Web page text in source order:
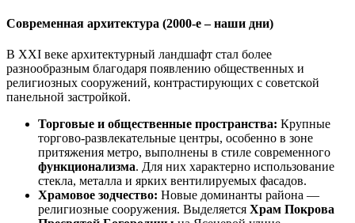
Современная архитектура (2000-е – наши дни)
В XXI веке архитектурный ландшафт стал более
разнообразным благодаря появлению общественных и
религиозных сооружений, контрастирующих с советской
панельной застройкой.
Торговые и общественные пространства: Крупные
торгово-развлекательные центры, особенно в зоне
притяжения метро, выполнены в стиле современного
функционализма. Для них характерно использование
стекла, металла и ярких вентилируемых фасадов.
Храмовое зодчество: Новые доминанты района —
религиозные сооружения. Выделяется Храм Покрова